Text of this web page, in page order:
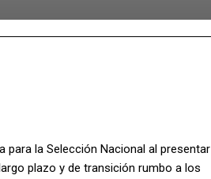
para la Selección Nacional al presentar
plazo y de transición rumbo a los